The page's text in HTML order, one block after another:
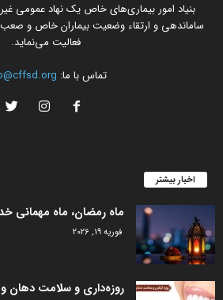
بنیاد امور بیماری‌های خاص یک نهاد عمومی
ساماندهی و ارتقاء وضعیت بیماران خاص و
فعالیت می‌نماید.
تماس با ما:
اخبار بیشتر
ماه رمضان، ماه مهمانی
فوریه 19, 2026
روزه‌داری و سلامت دهان